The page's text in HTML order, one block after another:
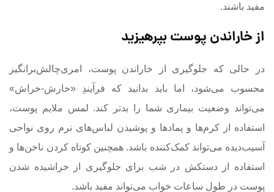
مفید باشند.
از خاراندن پوست بپرهیزید
در حالی که جلوگیری از خاراندن پوست، امری‌چالش‌برانگیز
محسوب می‌شود، اما باید بدانید که فرآیندِ «خارش-خراش»
می‌تواند وضعیت بیماری شما را بدتر کند. لمس ملایم پوست،
استفاده از کرم‌ها و پمادها و پوشیدن لباس‌های نرم روی نواحی
آسیب‌دیده می‌تواند کمک‌کننده باشد. همچنین کوتاه کردن ناخن‌ها و
استفاده از دستکش در شب برای جلوگیری از خراشیده شدن
پوست در طول ساعات خواب می‌تواند مفید باشد.